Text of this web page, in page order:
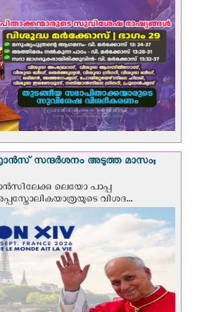
സന്ദര്‍ശനം അടുത്ത മാസം;
ലെയോ പാപ്പ
വിശദ...